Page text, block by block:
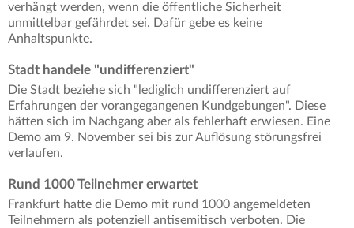
verhängt werden, wenn die öffentliche Sicherheit
unmittelbar gefährdet sei. Dafür gebe es keine
Anhaltspunkte.
Stadt handele "undifferenziert"
Die Stadt beziehe sich "lediglich undifferenziert auf
Erfahrungen der vorangegangenen Kundgebungen". Diese
hätten sich im Nachgang aber als fehlerhaft erwiesen. Eine
Demo am 9. November sei bis zur Auflösung störungsfrei
verlaufen.
Rund 1000 Teilnehmer erwartet
Frankfurt hatte die Demo mit rund 1000 angemeldeten
Teilnehmern als potenziell antisemitisch verboten. Die